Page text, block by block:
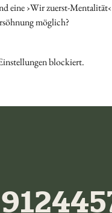
eine ›Wir zuerst-
möglich?
blockiert.